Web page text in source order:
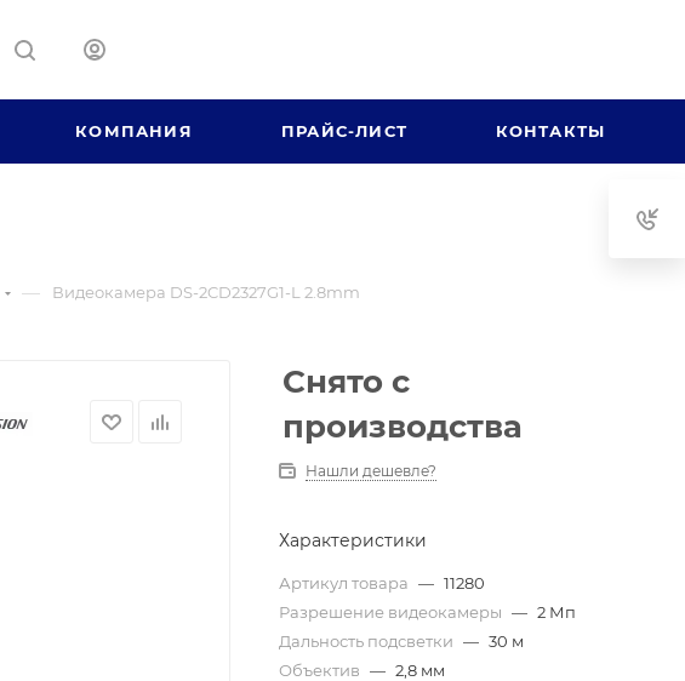
КОМПАНИЯ ПРАЙС-ЛИСТ КОНТАКТЫ
— Видеокамера DS-2CD2327G1-L 2.8mm
Снято с
производства
Нашли дешевле?
Характеристики
Артикул товара — 11280
Разрешение видеокамеры — 2 Мп
Дальность подсветки — 30 м
Объектив — 2,8 мм